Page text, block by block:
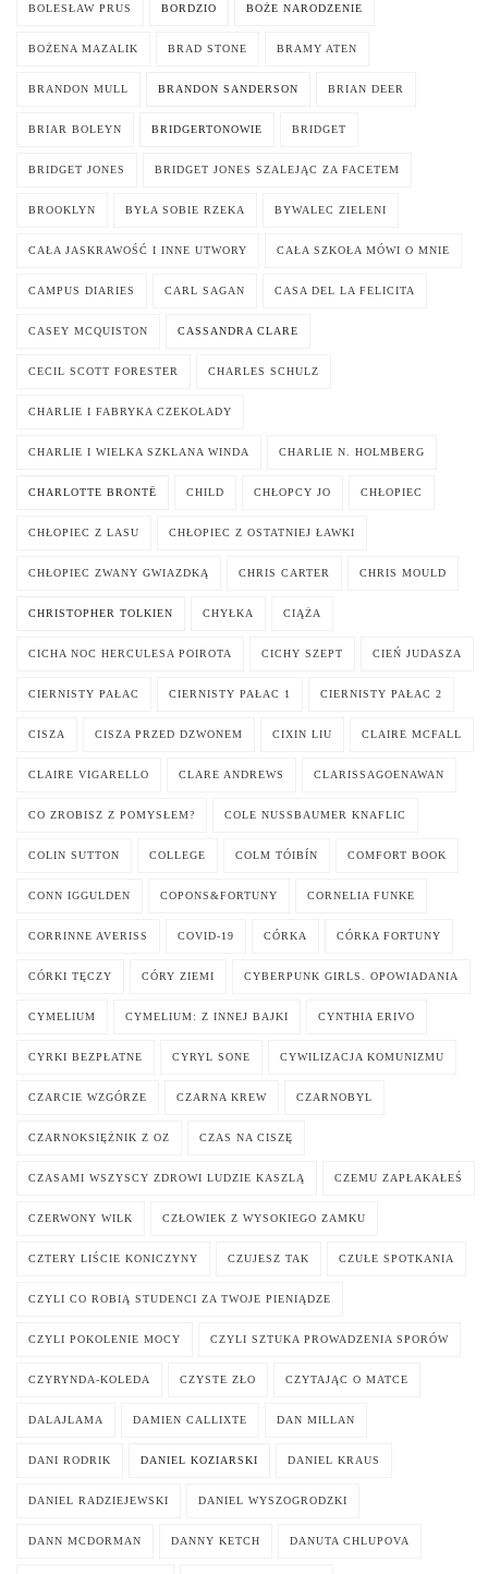
BOLESŁAW PRUS BORDZIO BOŻE NARODZENIE
BOŻENA MAZALIK BRAD STONE BRAMY ATEN
BRANDON MULL BRANDON SANDERSON BRIAN DEER
BRIAR BOLEYN BRIDGERTONOWIE BRIDGET
BRIDGET JONES BRIDGET JONES SZALEJĄC ZA FACETEM
BROOKLYN BYŁA SOBIE RZEKA BYWALEC ZIELENI
CAŁA JASKRAWOŚĆ I INNE UTWORY CAŁA SZKOŁA MÓWI O MNIE
CAMPUS DIARIES CARL SAGAN CASA DEL LA FELICITA
CASEY MCQUISTON CASSANDRA CLARE
CECIL SCOTT FORESTER CHARLES SCHULZ
CHARLIE I FABRYKA CZEKOLADY
CHARLIE I WIELKA SZKLANA WINDA CHARLIE N. HOLMBERG
CHARLOTTE BRONTË CHILD CHŁOPCY JO CHŁOPIEC
CHŁOPIEC Z LASU CHŁOPIEC Z OSTATNIEJ ŁAWKI
CHŁOPIEC ZWANY GWIAZDKĄ CHRIS CARTER CHRIS MOULD
CHRISTOPHER TOLKIEN CHYŁKA CIĄŻA
CICHA NOC HERCULESA POIROTA CICHY SZEPT CIEŃ JUDASZA
CIERNISTY PAŁAC CIERNISTY PAŁAC 1 CIERNISTY PAŁAC 2
CISZA CISZA PRZED DZWONEM CIXIN LIU CLAIRE MCFALL
CLAIRE VIGARELLO CLARE ANDREWS CLARISSAGOENAWAN
CO ZROBISZ Z POMYSŁEM? COLE NUSSBAUMER KNAFLIC
COLIN SUTTON COLLEGE COLM TÓIBÍN COMFORT BOOK
CONN IGGULDEN COPONS&FORTUNY CORNELIA FUNKE
CORRINNE AVERISS COVID-19 CÓRKA CÓRKA FORTUNY
CÓRKI TĘCZY CÓRY ZIEMI CYBERPUNK GIRLS. OPOWIADANIA
CYMELIUM CYMELIUM: Z INNEJ BAJKI CYNTHIA ERIVO
CYRKI BEZPŁATNE CYRYL SONE CYWILIZACJA KOMUNIZMU
CZARCIE WZGÓRZE CZARNA KREW CZARNOBYL
CZARNOKSIĘŻNIK Z OZ CZAS NA CISZĘ
CZASAMI WSZYSCY ZDROWI LUDZIE KASZLĄ CZEMU ZAPŁAKAŁEŚ
CZERWONY WILK CZŁOWIEK Z WYSOKIEGO ZAMKU
CZTERY LIŚCIE KONICZYNY CZUJESZ TAK CZUŁE SPOTKANIA
CZYLI CO ROBIĄ STUDENCI ZA TWOJE PIENIĄDZE
CZYLI POKOLENIE MOCY CZYLI SZTUKA PROWADZENIA SPORÓW
CZYRYNDA-KOLEDA CZYSTE ZŁO CZYTAJĄC O MATCE
DALAJLAMA DAMIEN CALLIXTE DAN MILLAN
DANI RODRIK DANIEL KOZIARSKI DANIEL KRAUS
DANIEL RADZIEJEWSKI DANIEL WYSZOGRODZKI
DANN MCDORMAN DANNY KETCH DANUTA CHLUPOVA